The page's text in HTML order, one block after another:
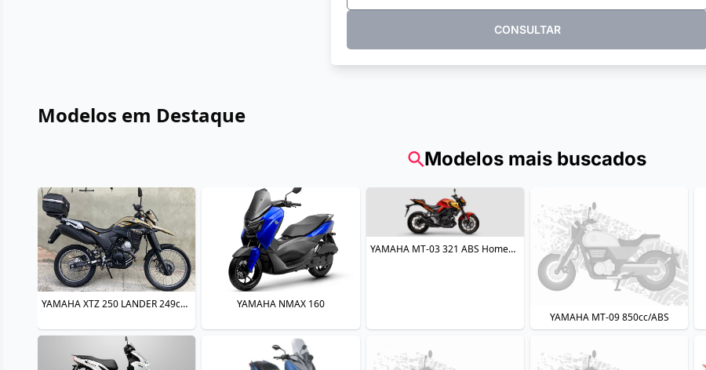
CONSULTAR
Modelos em Destaque
Modelos mais buscados
YAMAHA XTZ 250 LANDER 249cc/LANDER BLUEFLEX/ABS YAMAHA NMAX 160
YAMAHA MT-03 321 ABS Homem de Ferro
YAMAHA MT-09 850cc/ABS